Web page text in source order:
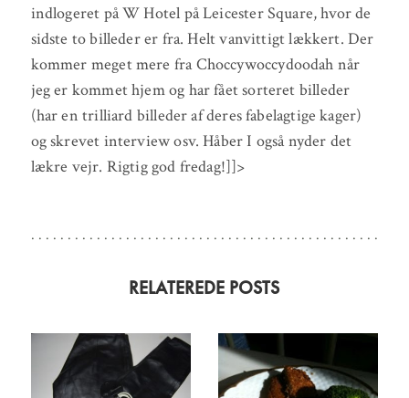
indlogeret på W Hotel på Leicester Square, hvor de
sidste to billeder er fra. Helt vanvittigt lækkert. Der
kommer meget mere fra Choccywoccydoodah når
jeg er kommet hjem og har fået sorteret billeder
(har en trilliard billeder af deres fabelagtige kager)
og skrevet interview osv. Håber I også nyder det
lækre vejr. Rigtig god fredag!]]>
RELATEREDE POSTS